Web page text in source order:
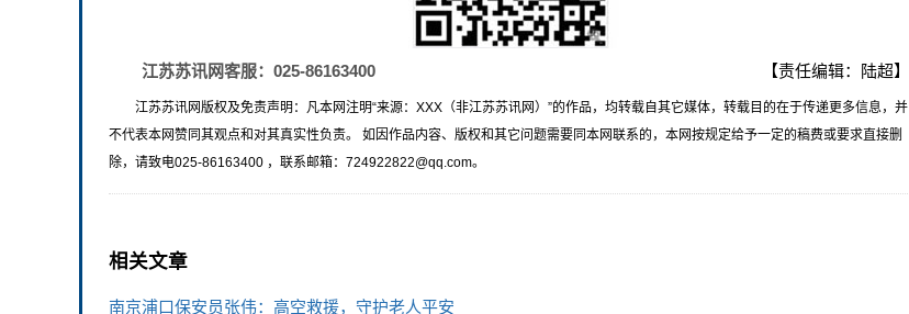
江苏苏讯网客服：025-86163400 【责任编辑：陆超】
江苏苏讯网版权及免责声明：凡本网注明“来源：XXX（非江苏苏讯网）”的作品，均转载自其它媒体，转载目的在于传递更多信息，并
不代表本网赞同其观点和对其真实性负责。 如因作品内容、版权和其它问题需要同本网联系的，本网按规定给予一定的稿费或要求直接删
除，请致电025-86163400 ，联系邮箱：724922822@qq.com。
相关文章
南京浦口保安员张伟：高空救援，守护老人平安